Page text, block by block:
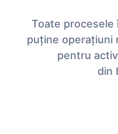
Toate procesele
puține operațiuni
pentru
din